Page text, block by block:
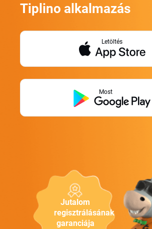
Jutalom
regisztrálásának
garanciája
Tiplino alkalmazás
Letöltés
Most